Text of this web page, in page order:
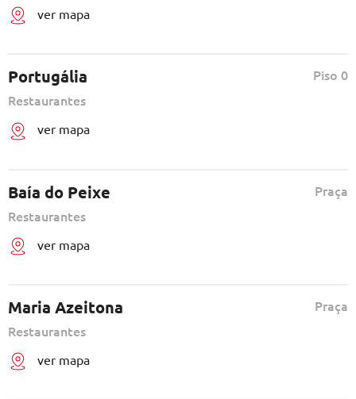
ver mapa
Portugália
Piso 0
Restaurantes
ver mapa
Baía do Peixe
Praça
Restaurantes
ver mapa
Maria Azeitona
Praça
Restaurantes
ver mapa